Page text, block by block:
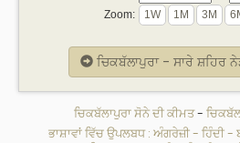
Zoom:
ਚਿਕਬੱਲਾਪੁਰਾ - ਸਾਰੇ ਸ਼ਹਿਰ
ਚਿਕਬੱਲਾਪੁਰਾ ਸੋਨੇ ਦੀ ਕੀਮਤ-
ਭਾਸ਼ਾਵਾਂ ਵਿੱਚ ਉਪਲਬਧ : ਅੰਗਰੇਜ਼ੀ- ਹਿੰਦੀ-